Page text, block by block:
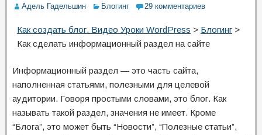
Адель Гадельшин Блогинг 29 комментариев
Как создать блог. Видео Уроки WordPress > Блогинг >
Как сделать информационный раздел на сайте
Информационный раздел — это часть сайта,
наполненная статьями, полезными для целевой
аудитории. Говоря простыми словами, это блог. Как
называть такой раздел, значения не имеет. Кроме
“Блога”, это может быть “Новости”, “Полезные статьи”,